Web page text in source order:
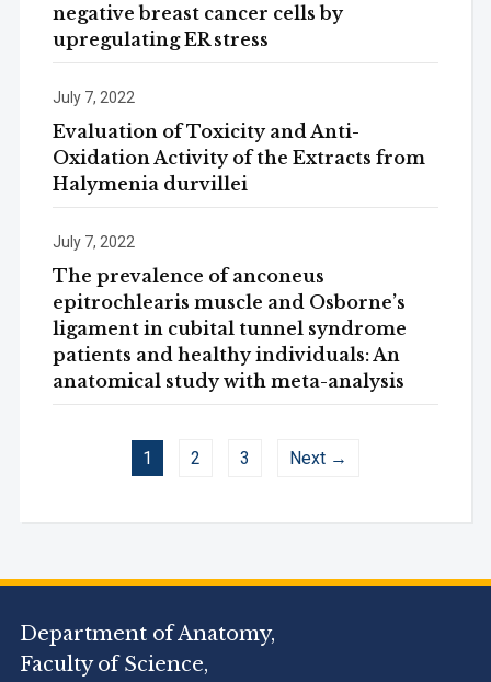
negative breast cancer cells by
upregulating ER stress
July 7, 2022
Evaluation of Toxicity and Anti-
Oxidation Activity of the Extracts from
Halymenia durvillei
July 7, 2022
The prevalence of anconeus
epitrochlearis muscle and Osborne’s
ligament in cubital tunnel syndrome
patients and healthy individuals: An
anatomical study with meta-analysis
1 2 3 Next →
Department of Anatomy,
Faculty of Science,